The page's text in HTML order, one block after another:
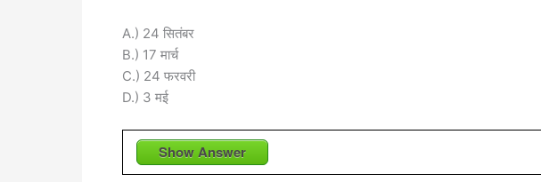
A.) 24 सितंबर
B.) 17 मार्च
C.) 24 फरवरी
D.) 3 मई
Show Answer